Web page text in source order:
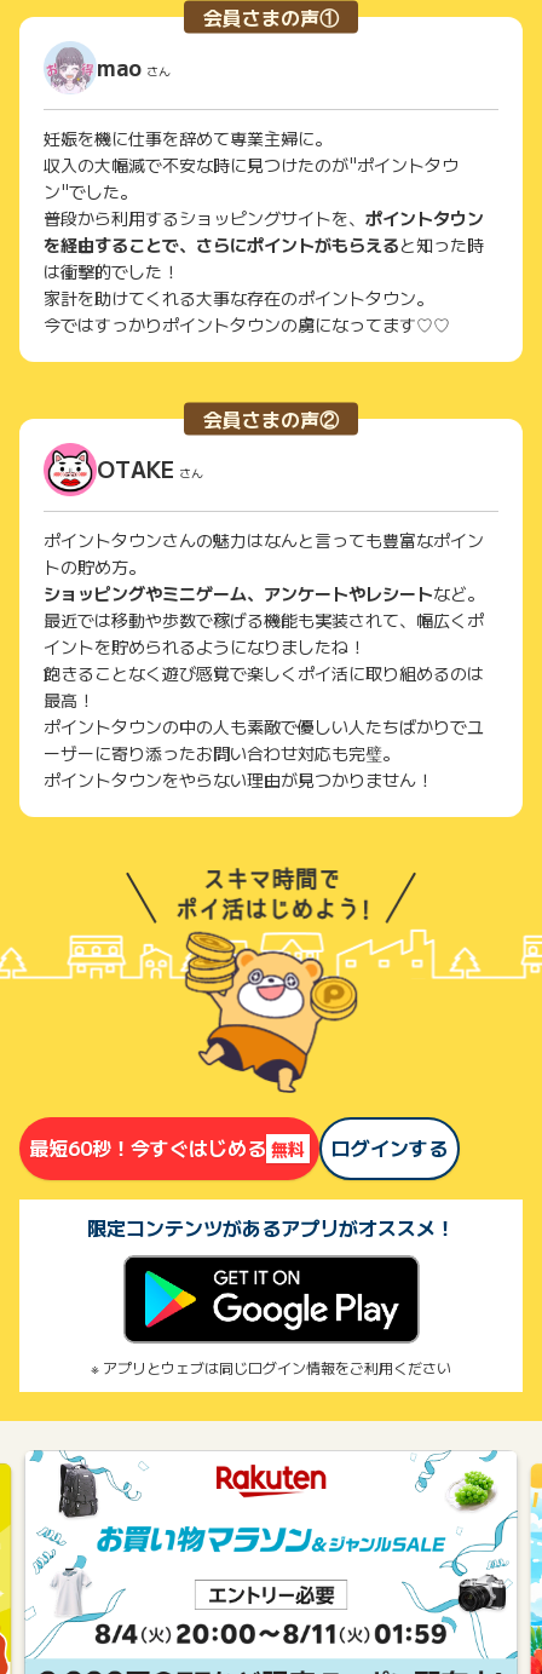
会員さまの声①
mao さん
妊娠を機に仕事を辞めて専業主婦に。
収入の大幅減で不安な時に見つけたのが"ポイントタウ
ン"でした。
普段から利用するショッピングサイトを、 ポイントタウン
を経由することで、さらにポイントがもらえると知った時
は衝撃的でした！
家計を助けてくれる大事な存在のポイントタウン。
今ではすっかりポイントタウンの虜になってます♡♡
会員さまの声②
OTAKE さん
ポイントタウンさんの魅力はなんと言っても豊富なポイン
トの貯め方。
ショッピングやミニゲーム、アンケートやレシートなど。
最近では移動や歩数で稼げる機能も実装されて、幅広くポ
イントを貯められるようになりましたね！
飽きることなく遊び感覚で楽しくポイ活に取り組めるのは
最高！
ポイントタウンの中の人も素敵で優しい人たちばかりでユ
ーザーに寄り添ったお問い合わせ対応も完璧。
ポイントタウンをやらない理由が見つかりません！
まずは登録しよう！
最短60秒！今すぐはじめる 無料 ログインする
限定コンテンツがあるアプリがオススメ！
アプリとウェブは同じログイン情報をご利用ください
いま注目の特集・キャンペーン